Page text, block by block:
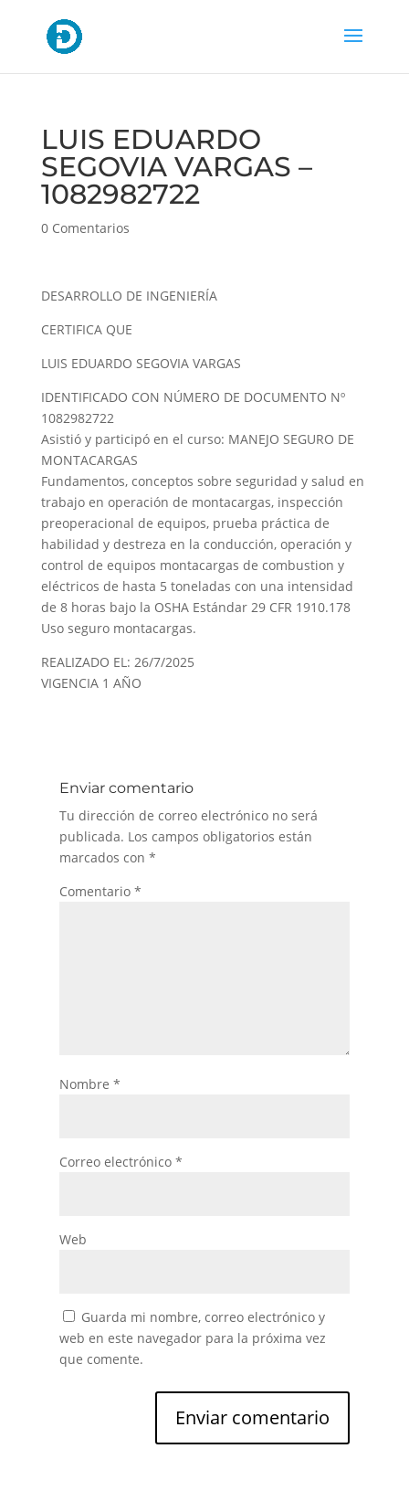
LUIS EDUARDO
SEGOVIA VARGAS –
1082982722
0 Comentarios
DESARROLLO DE INGENIERÍA
CERTIFICA QUE
LUIS EDUARDO SEGOVIA VARGAS
IDENTIFICADO CON NÚMERO DE DOCUMENTO Nº
1082982722
Asistió y participó en el curso: MANEJO SEGURO DE
MONTACARGAS
Fundamentos, conceptos sobre seguridad y salud en
trabajo en operación de montacargas, inspección
preoperacional de equipos, prueba práctica de
habilidad y destreza en la conducción, operación y
control de equipos montacargas de combustion y
eléctricos de hasta 5 toneladas con una intensidad
de 8 horas bajo la OSHA Estándar 29 CFR 1910.178
Uso seguro montacargas.
REALIZADO EL: 26/7/2025
VIGENCIA 1 AÑO
Enviar comentario
Tu dirección de correo electrónico no será
publicada. Los campos obligatorios están
marcados con *
Comentario *
Nombre *
Correo electrónico *
Web
Guarda mi nombre, correo electrónico y
web en este navegador para la próxima vez
que comente.